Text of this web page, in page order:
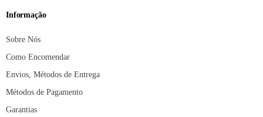
Informação
Sobre Nós
Como Encomendar
Envios, Métodos de Entrega
Métodos de Pagamento
Garantias